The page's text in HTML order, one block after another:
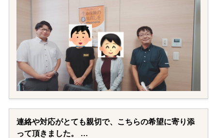
ても良いのかなと思うことまで話すことができ、そ
の些細なことにも真摯に答えていただき毎回話して
良かったと思うことができました。稲生さんに担当
していただいて本当に良かったです。ありがとうご
ざいます。感謝しています。
連絡や対応がとても親切で、こちらの希望に寄り添
って頂きました。